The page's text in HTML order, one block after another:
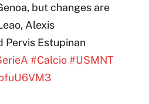
but changes are
Alexis
Pervis Estupinan
#Calcio #USMNT